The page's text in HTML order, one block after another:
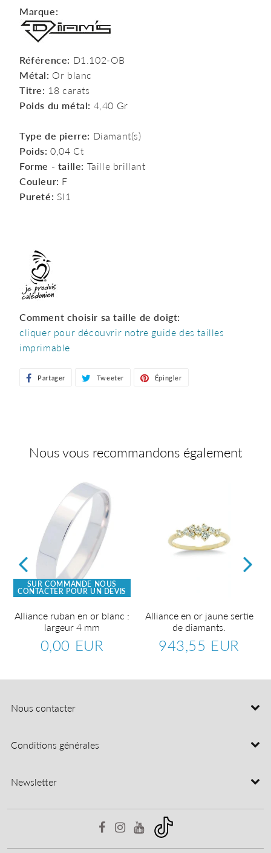
Marque:
Référence: D1.102-OB
Métal: Or blanc
Titre: 18 carats
Poids du métal: 4,40 Gr
Type de pierre: Diamant(s)
Poids: 0,04 Ct
Forme - taille: Taille brillant
Couleur: F
Pureté: SI1
Comment choisir sa taille de doigt:
cliquer pour découvrir notre guide des tailles
imprimable
Partager PartagerTweeter TweeterÉpingler
Nous vous recommandons également
SUR COMMANDE NOUS
CONTACTER POUR UN DEVIS
Alliance ruban en or blanc :
largeur 4 mm
Prix
0,00 EUR
Alliance en or jaune sertie
de diamants.
Prix
943,55 EUR
Nous contacter
Conditions générales
Newsletter